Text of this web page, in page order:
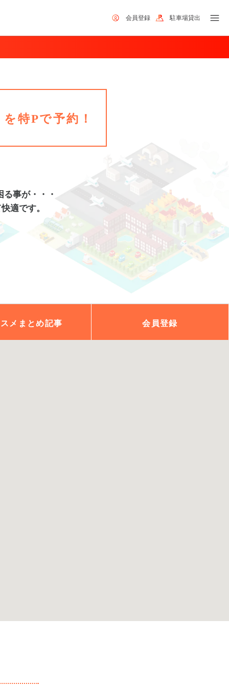
会員登録 駐車場貸出
を特Pで予約！
事が・・・
適です。
メ まとめ記事 会員登録